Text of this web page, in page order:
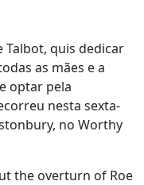
Talbot, quis dedicar
as mães e a
optar pela
nesta sexta-
no Worthy
the overturn of Roe